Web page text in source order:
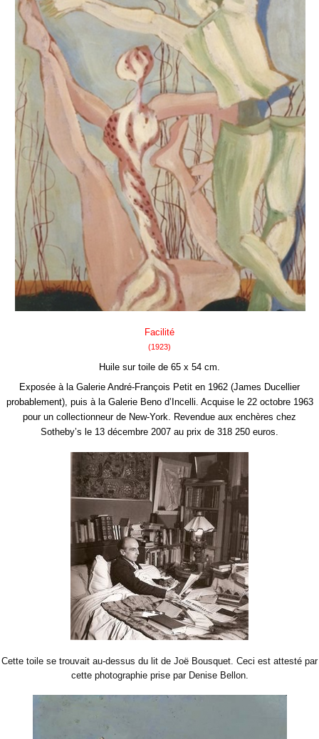
Facilité
(1923)
Huile sur toile de 65 x 54 cm.
Exposée à la Galerie André-François Petit en 1962 (James Ducellier
probablement), puis à la Galerie Beno d’Incelli. Acquise le 22 octobre 1963
pour un collectionneur de New-York. Revendue aux enchères chez
Sotheby’s le 13 décembre 2007 au prix de 318 250 euros.
Cette toile se trouvait au-dessus du lit de Joë Bousquet. Ceci est attesté par
cette photographie prise par Denise Bellon.